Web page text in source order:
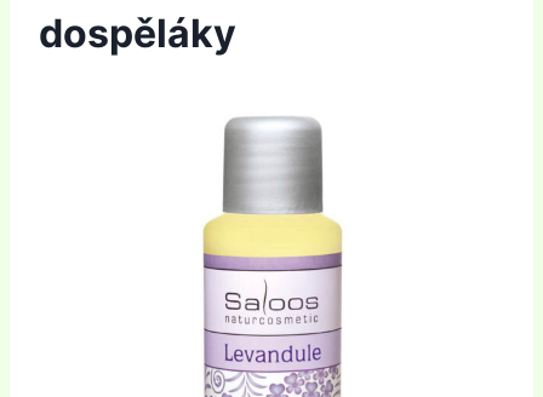
dospěláky